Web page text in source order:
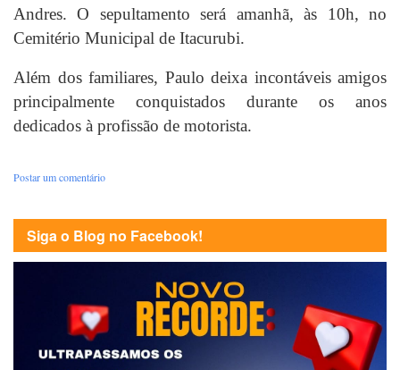
Andres. O sepultamento será amanhã, às 10h, no
Cemitério Municipal de Itacurubi.
Além dos familiares, Paulo deixa incontáveis amigos
principalmente conquistados durante os anos
dedicados à profissão de motorista.
Postar um comentário
Siga o Blog no Facebook!